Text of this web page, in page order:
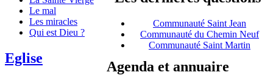
Le mal
Les miracles
Qui est Dieu ?
Eglise
Communauté Saint Jean
Communauté du Chemin Neuf
Communauté Saint Martin
Agenda et annuaire